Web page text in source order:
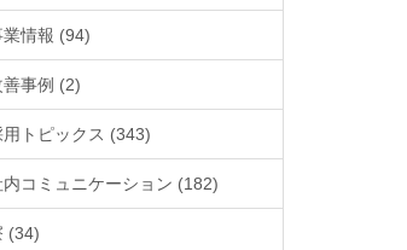
業情報 (94)
事例 (2)
用トピックス (343)
内コミュニケーション (182)
(34)